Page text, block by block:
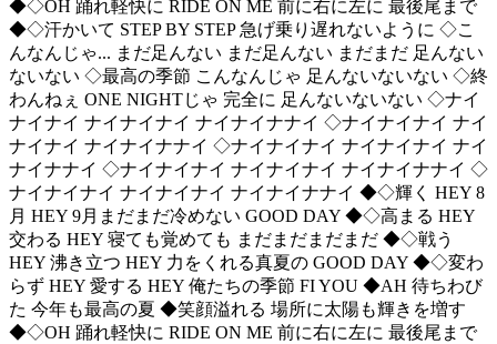
◆◇OH 踊れ軽快に RIDE ON ME 前に右に左に 最後尾まで
◆◇汗かいて STEP BY STEP 急げ乗り遅れないように ◇こ
んなんじゃ... まだ足んない まだ足んない まだまだ 足んない
ないない ◇最高の季節 こんなんじゃ 足んないないない ◇終
わんねぇ ONE NIGHTじゃ 完全に 足んないないない ◇ナイ
ナイナイ ナイナイナイ ナイナイナナイ ◇ナイナイナイ ナイ
ナイナイ ナイナイナナイ ◇ナイナイナイ ナイナイナイ ナイ
ナイナナイ ◇ナイナイナイ ナイナイナイ ナイナイナナイ ◇
ナイナイナイ ナイナイナイ ナイナイナナイ ◆◇輝く HEY 8
月 HEY 9月まだまだ冷めない GOOD DAY ◆◇高まる HEY
交わる HEY 寝ても覚めても まだまだまだまだ ◆◇戦う
HEY 沸き立つ HEY 力をくれる真夏の GOOD DAY ◆◇変わ
らず HEY 愛する HEY 俺たちの季節 FI YOU ◆AH 待ちわび
た 今年も最高の夏 ◆笑顔溢れる 場所に太陽も輝きを増す
◆◇OH 踊れ軽快に RIDE ON ME 前に右に左に 最後尾まで